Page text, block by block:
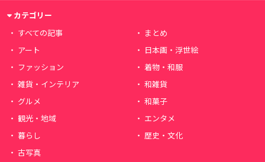
カテゴリー
すべての記事
まとめ
アート
日本画・浮世絵
ファッション
着物・和服
雑貨・インテリア
和雑貨
グルメ
和菓子
観光・地域
エンタメ
暮らし
歴史・文化
古写真